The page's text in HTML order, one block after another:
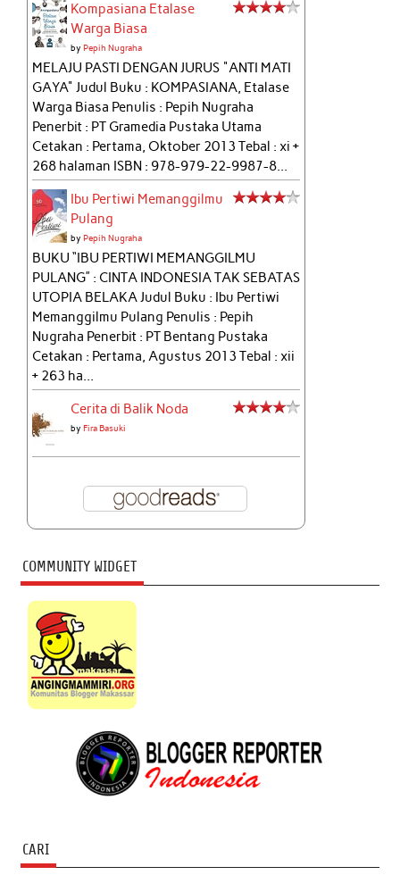
Kompasiana Etalase
Warga Biasa
byPepih Nugraha
MELAJU PASTI DENGAN JURUS "ANTI MATI
GAYA" Judul Buku : KOMPASIANA, Etalase
Warga Biasa Penulis : Pepih Nugraha
Penerbit : PT Gramedia Pustaka Utama
Cetakan : Pertama, Oktober 2013 Tebal : xi +
268 halaman ISBN : 978-979-22-9987-8...
Ibu Pertiwi Memanggilmu
Pulang
byPepih Nugraha
BUKU “IBU PERTIWI MEMANGGILMU
PULANG” : CINTA INDONESIA TAK SEBATAS
UTOPIA BELAKA Judul Buku : Ibu Pertiwi
Memanggilmu Pulang Penulis : Pepih
Nugraha Penerbit : PT Bentang Pustaka
Cetakan : Pertama, Agustus 2013 Tebal : xii
+ 263 ha...
Cerita di Balik Noda
byFira Basuki
COMMUNITY WIDGET
CARI